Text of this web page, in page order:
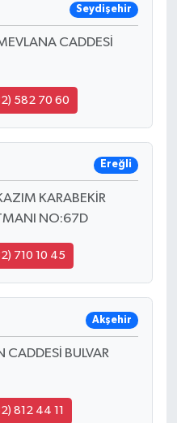
Seydişehir
CADDESİ
582 70 60
Ereğli
KARABEKİR
NO:67D
710 10 45
Akşehir
CADDESİ BULVAR
812 44 11